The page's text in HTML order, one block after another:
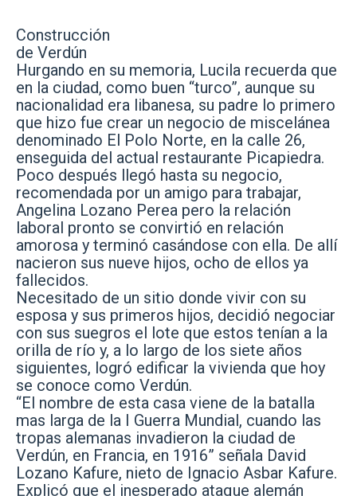
Construcción
de Verdún
Hurgando en su memoria, Lucila recuerda que
en la ciudad, como buen “turco”, aunque su
nacionalidad era libanesa, su padre lo primero
que hizo fue crear un negocio de miscelánea
denominado El Polo Norte, en la calle 26,
enseguida del actual restaurante Picapiedra.
Poco después llegó hasta su negocio,
recomendada por un amigo para trabajar,
Angelina Lozano Perea pero la relación
laboral pronto se convirtió en relación
amorosa y terminó casándose con ella. De allí
nacieron sus nueve hijos, ocho de ellos ya
fallecidos.
Necesitado de un sitio donde vivir con su
esposa y sus primeros hijos, decidió negociar
con sus suegros el lote que estos tenían a la
orilla de río y, a lo largo de los siete años
siguientes, logró edificar la vivienda que hoy
se conoce como Verdún.
“El nombre de esta casa viene de la batalla
mas larga de la I Guerra Mundial, cuando las
tropas alemanas invadieron la ciudad de
Verdún, en Francia, en 1916” señala David
Lozano Kafure, nieto de Ignacio Asbar Kafure.
Explicó que el inesperado ataque alemán